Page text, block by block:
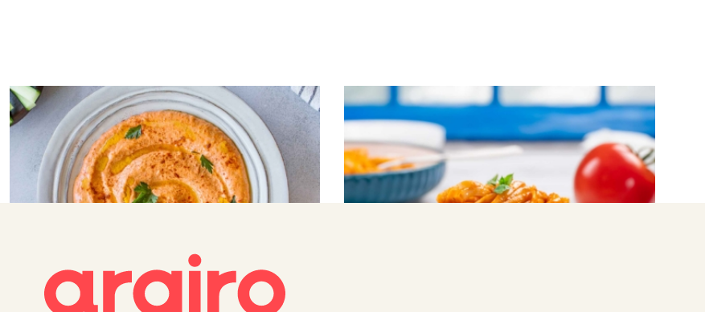
Χούμους με πιπεριές Φλωρίνης
ΝΤΙΠ – ΣΑΛΤΣΕΣ
Σάλτσα pomodoro με μακαρόνια